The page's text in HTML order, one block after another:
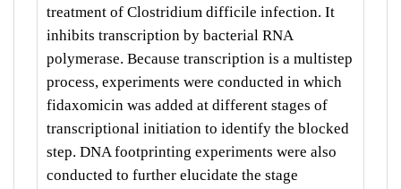
treatment of Clostridium difficile infection. It
inhibits transcription by bacterial RNA
polymerase. Because transcription is a multistep
process, experiments were conducted in which
fidaxomicin was added at different stages of
transcriptional initiation to identify the blocked
step. DNA footprinting experiments were also
conducted to further elucidate the stage